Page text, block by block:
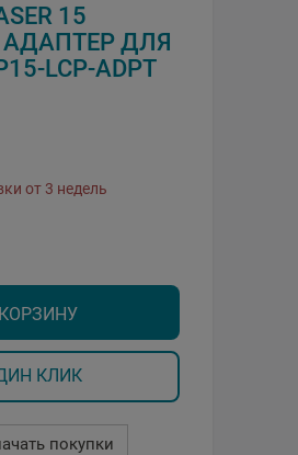
15
АДАПТЕР ДЛЯ
LCP-ADPT
от 3 недель
КЛИК
покупки